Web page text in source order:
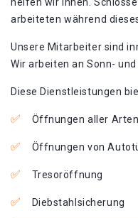
arbeiteten während
Unsere Mitarbeiter sind
Wir arbeiten an Sonn-
Diese Dienstleistungen
Öffnungen aller
Öffnungen von
Tresoröffnung
Diebstahlsicherung